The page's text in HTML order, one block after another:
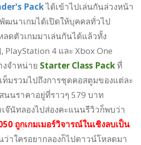
Packได้เข้าไปเล่นกันล่วงหน้า
ฒนาเกมได้เปิดให้บุคคลทั่วไป
ดตัวเกมมาเล่นกันได้แล้วทั้ง
PlayStation 4 และ Xbox One
งจำหน่าย Starter Class Packที่
มรวมไปถึงการชุดคอสตูมของแต่ละ
นนราคาอยู่ที่ราวๆ 579 บาท
จ๊นัทลองไปส่องคะแนนรีวิวก็พบว่า
ถูกเกมเมอร์วิจารณ์ในเชิงลบเป็น
ว่าใครอยากลองก็ไปดาวน์โหลดมา